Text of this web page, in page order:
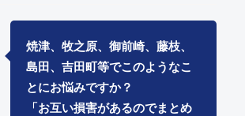
焼津、牧之原、御前崎、藤枝、
島田、吉田町等でこのようなこ
とにお悩みですか？
「お互い損害があるのでまとめ